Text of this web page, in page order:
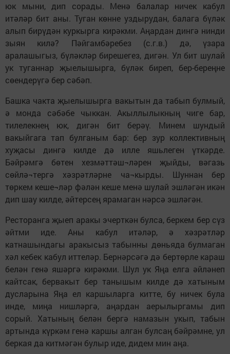
юк мыни, дип сорады. Менә балалар ничек кабул
итәләр бит аны. Туган көнне уздырудан, балага бүләк
алып бирүдән куркырга кирәкми. Аңардан дингә нинди
зыян килә? Пәйгамбәребез (с.г.в.) дә, үзара
аралашыгыз, бүләкләр бирешегез, дигән. Ул бит шулай
ук туганнар җыелышырга, бүләк биреп, бер-береңне
сөендерүгә бер сәбәп.
Башка чакта җыелышырга вакытын да табып булмый,
ә монда сәбәбе чыккан. Акыллылыкның чиге бар,
тилелекнең юк, дигән бит берәү. Минем шундый
вакыйгага тап булганым бар: бер зур коллективның
хуҗасы дингә килде дә илле яшьлеген үткәрде.
Бәйрәмгә бөтен хезмәттәш¬ләрен җыйды, вәгазь
сөйлә¬тергә хәзрәтләрне ча¬кырды. Шуннан бер
төркем кеше¬ләр фәлән кеше менә шулай эшләгән икән
дип шау килде, әйтерсең ярамаган нәрсә эшләгән.
Ресторанга җыеп аракы эчерткән булса, беркем бер сүз
әйтми иде. Аны кабул итәләр, ә хәзрәтләр
катнашындагы аракысыз табынны дөньяда булмаган
хәл кебек кабул иттеләр. Бернәрсәгә дә бертөрле караш
белән генә яшәргә кирәкми. Шул ук Яңа елга әйләнеп
кайтсак, бервакыт бер танышым килде дә хатыным
дусларына Яңа ел каршыларга китте, бу ничек була
инде, миңа нишләргә, аңардан аерылыргамы дип
сорый. Хатының белән бергә намазын укып, табын
артында күркәм генә каршы алган булсаң бәйрәмне, ул
беркая да китмәгән булыр иде, дидем мин аңа.